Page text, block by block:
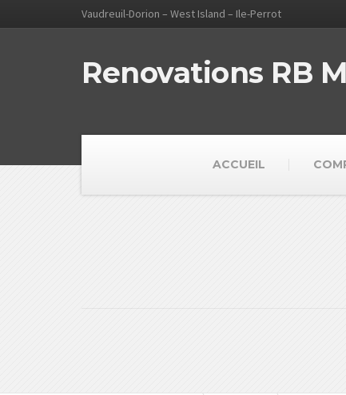
Vaudreuil-Dorion – West Island – Ile-Perrot
Renovations RB
ACCUEIL